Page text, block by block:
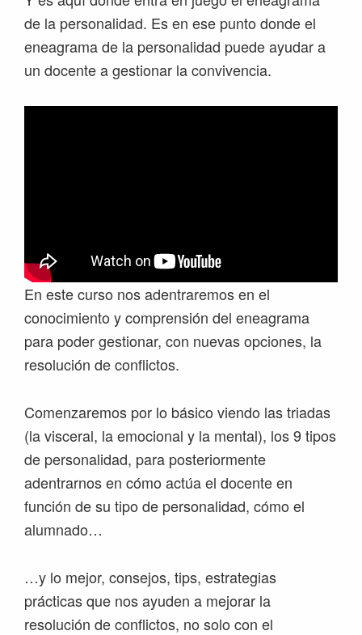
de la personalidad. Es en ese punto donde el
eneagrama de la personalidad puede ayudar a
un docente a gestionar la convivencia.
En este curso nos adentraremos en el
conocimiento y comprensión del eneagrama
para poder gestionar, con nuevas opciones, la
resolución de conflictos.
Comenzaremos por lo básico viendo las triadas
(la visceral, la emocional y la mental), los 9 tipos
de personalidad, para posteriormente
adentrarnos en cómo actúa el docente en
función de su tipo de personalidad, cómo el
alumnado…
…y lo mejor, consejos, tips, estrategias
prácticas que nos ayuden a mejorar la
resolución de conflictos, no solo con el